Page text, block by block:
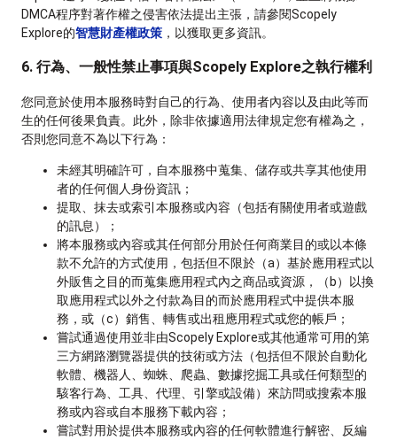
DMCA程序對著作權之侵害依法提出主張，請參閱Scopely
Explore的智慧財產權政策 ，以獲取更多資訊。
6. 行為、一般性禁止事項與Scopely Explore之執行權利
您同意於使用本服務時對自己的行為、使用者內容以及由此等而
生的任何後果負責。此外，除非依據適用法律規定您有權為之，
否則您同意不為以下行為：
未經其明確許可，自本服務中蒐集、儲存或共享其他使用
者的任何個人身份資訊；
提取、抹去或索引本服務或內容（包括有關使用者或遊戲
的訊息）；
將本服務或內容或其任何部分用於任何商業目的或以本條
款不允許的方式使用，包括但不限於（a）基於應用程式以
外販售之目的而蒐集應用程式內之商品或資源，（b）以換
取應用程式以外之付款為目的而於應用程式中提供本服
務，或（c）銷售、轉售或出租應用程式或您的帳戶；
嘗試通過使用並非由Scopely Explore或其他通常可用的第
三方網路瀏覽器提供的技術或方法（包括但不限於自動化
軟體、機器人、蜘蛛、爬蟲、數據挖掘工具或任何類型的
駭客行為、工具、代理、引擎或設備）來訪問或搜索本服
務或內容或自本服務下載內容；
嘗試對用於提供本服務或內容的任何軟體進行解密、反編